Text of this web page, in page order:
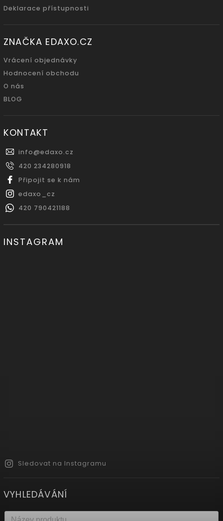
Deklarace přístupnosti
ZNAČKA EDAXO.CZ
Vrácení objednávky
Hodnocení obchodu
O nás
BLOG
KONTAKT
info@edaxo.cz
420 234280918
Připojit se k nám
edaxo_cz
420 790421188
INSTAGRAM
Sledovat na Instagramu
VYHLEDÁVÁNÍ